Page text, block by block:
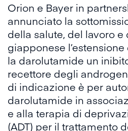
Orion e Bayer in
annunciato la
della salute, del lavoro e
giapponese
la darolutamide un
recettore degli androgeni
di indicazione è per
darolutamide in
e alla terapia di
(ADT) per il trattamento